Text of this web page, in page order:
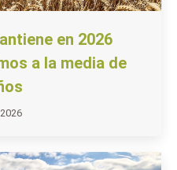
en 2026
a la media de